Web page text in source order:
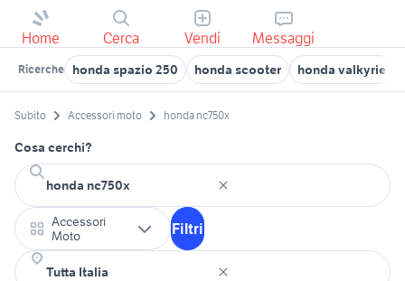
Home Cerca Vendi Messaggi
Ricerche honda spazio 250 honda scooter honda valkyrie
Subito Accessori moto honda nc750x
Cosa cerchi?
Accessori
Moto
Filtri